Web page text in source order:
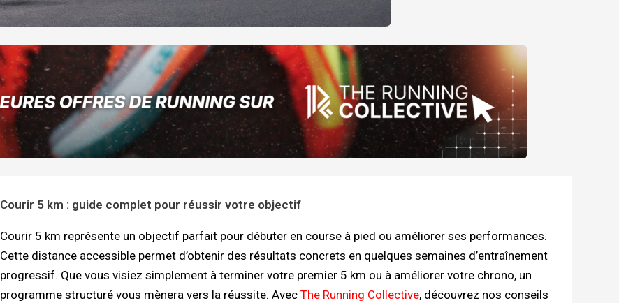
Courir 5 km : guide complet pour réussir votre objectif
Courir 5 km représente un objectif parfait pour débuter en course à pied ou améliorer ses performances.
Cette distance accessible permet d’obtenir des résultats concrets en quelques semaines d’entraînement
progressif. Que vous visiez simplement à terminer votre premier 5 km ou à améliorer votre chrono, un
programme structuré vous mènera vers la réussite. Avec The Running Collective, découvrez nos conseils